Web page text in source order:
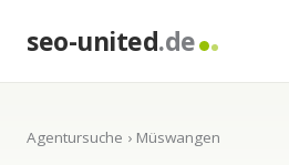
seo-united.de
Agentursuche › Müswangen